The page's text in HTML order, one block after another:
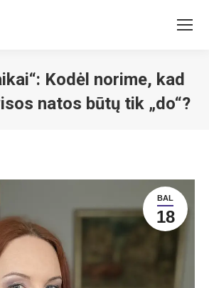
Kodėl norime, kad
natos būtų tik „do“?
BAL
18